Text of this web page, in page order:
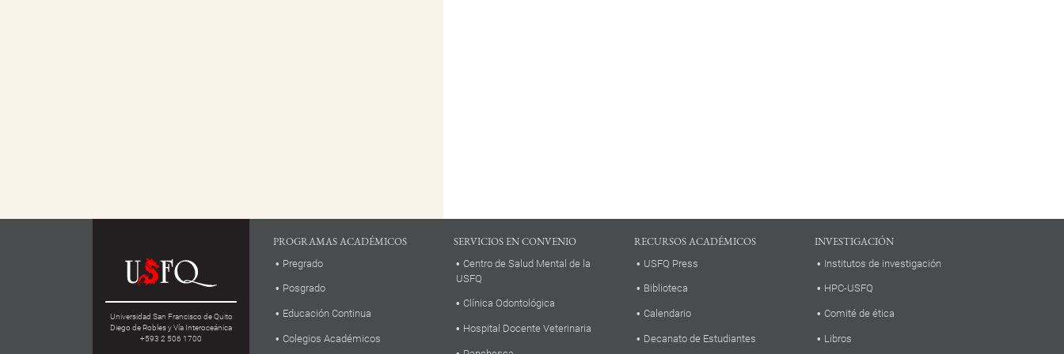
Universidad San Francisco de Quito
Diego de Robles y Vía Interoceánica
+593 2 506 1700
PROGRAMAS ACADÉMICOS
Pregrado
Posgrado
Educación Continua
Colegios Académicos
SERVICIOS EN CONVENIO
Centro de Salud Mental de la
USFQ
Clínica Odontológica
Hospital Docente Veterinaria
RECURSOS ACADÉMICOS
USFQ Press
Biblioteca
Calendario
Decanato de Estudiantes
INVESTIGACIÓN
Institutos de investigación
HPC-USFQ
Comité de ética
Libros